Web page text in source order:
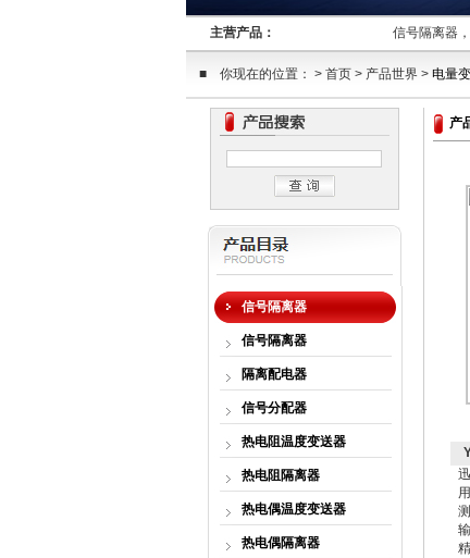
主营产品： 信号隔离器
■ 你现在的位置： > 首页 > 产品世界 > 电量
信号隔离器
信号隔离器
隔离配电器
信号分配器
热电阻温度变送器
热电阻隔离器
热电偶温度变送器
热电偶隔离器
产